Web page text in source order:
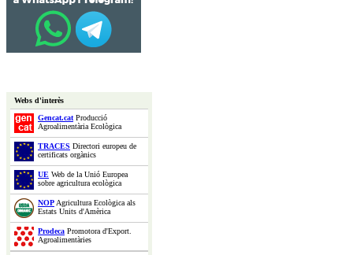
Webs d'interès
Gencat.catProducció
Agroalimentària Ecològica
TRACES Directori europeu de
certificats orgànics
UE Web de la Unió Europea
sobre agricultura ecològica
NOPAgricultura Ecològica als
Estats Units d'Amèrica
Prodeca Promotora d'Export.
Agroalimentàries